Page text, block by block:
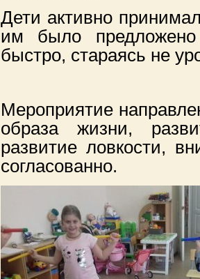
Дети активно
им было предложено
быстро, стараясь не
Мероприятие
образа жизни,
развитие ловкости,
согласованно.